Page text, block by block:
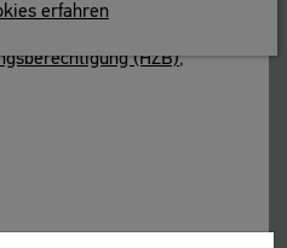
bisherigen Ausbildung.
(HZB),
erfahren